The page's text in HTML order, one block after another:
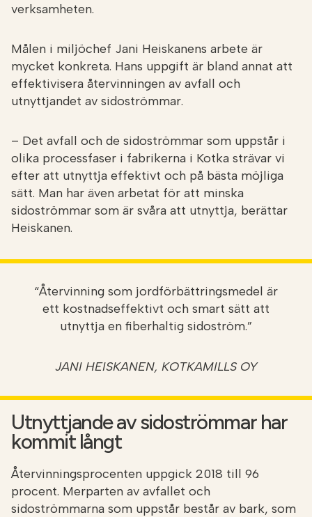
verksamheten.
Målen i miljöchef Jani Heiskanens arbete är
mycket konkreta. Hans uppgift är bland annat att
effektivisera återvinningen av avfall och
utnyttjandet av sidoströmmar.
– Det avfall och de sidoströmmar som uppstår i
olika processfaser i fabrikerna i Kotka strävar vi
efter att utnyttja effektivt och på bästa möjliga
sätt. Man har även arbetat för att minska
sidoströmmar som är svåra att utnyttja, berättar
Heiskanen.
“Återvinning som jordförbättringsmedel är
ett kostnadseffektivt och smart sätt att
utnyttja en fiberhaltig sidoström.”
JANI HEISKANEN, KOTKAMILLS OY
Utnyttjande av sidoströmmar har
kommit långt
Återvinningsprocenten uppgick 2018 till 96
procent. Merparten av avfallet och
sidoströmmarna som uppstår består av bark, som